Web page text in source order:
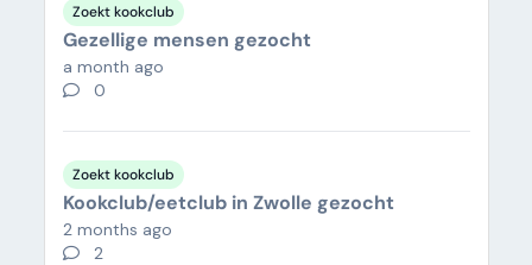
Zoekt kookclub
Gezellige mensen gezocht
a month ago
0
Zoekt kookclub
Kookclub/eetclub in Zwolle gezocht
2 months ago
2